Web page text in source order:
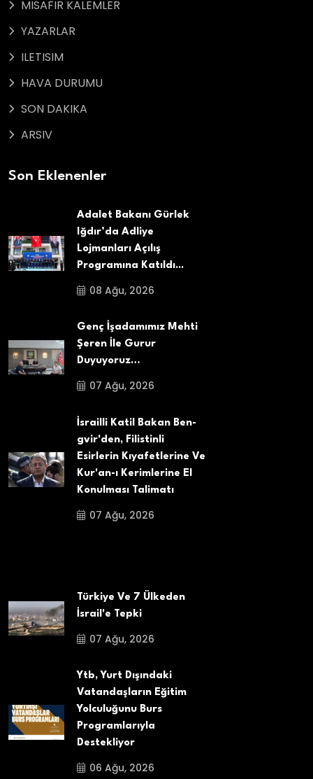
MISAFIR KALEMLER
YAZARLAR
ILETISIM
HAVA DURUMU
SON DAKIKA
ARSIV
Son Eklenenler
Adalet Bakanı Gürlek
Iğdır’da Adliye
Lojmanları Açılış
Programına Katıldı...
08 Ağu, 2026
Genç İşadamımız Mehti
Şeren İle Gurur
Duyuyoruz…
07 Ağu, 2026
İsrailli Katil Bakan Ben-
gvir'den, Filistinli
Esirlerin Kıyafetlerine Ve
Kur'an-ı Kerimlerine El
Konulması Talimatı
07 Ağu, 2026
Türkiye Ve 7 Ülkeden
İsrail'e Tepki
07 Ağu, 2026
Ytb, Yurt Dışındaki
Vatandaşların Eğitim
Yolculuğunu Burs
Programlarıyla
Destekliyor
06 Ağu, 2026